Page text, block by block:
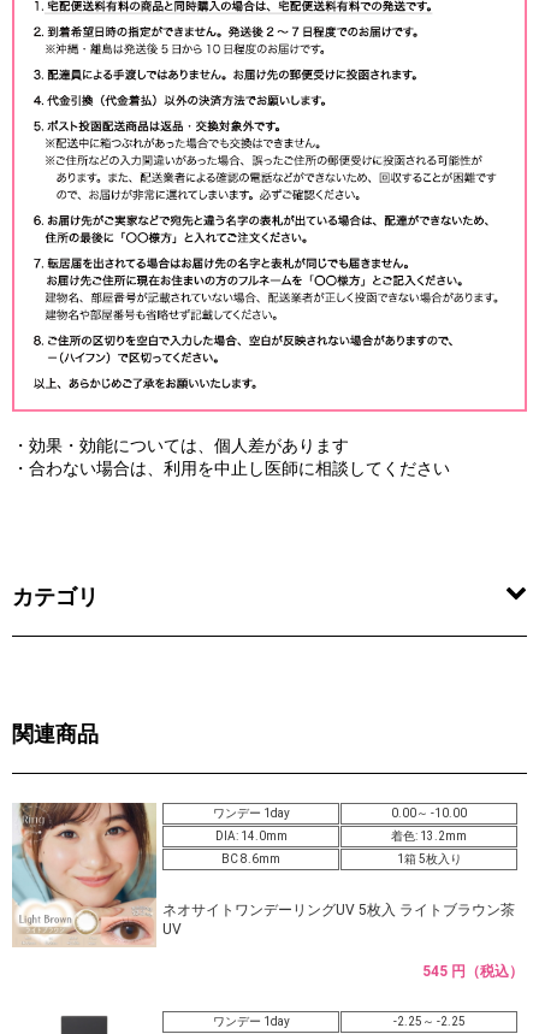
・効果・効能については、個人差があります
・合わない場合は、利用を中止し医師に相談してください
カテゴリ
関連商品
ワンデー 1day
0.00～ -10.00
DIA: 14.0mm
着色: 13.2mm
BC 8.6mm
1箱 5枚入り
ネオサイトワンデーリングUV 5枚入 ライトブラウン茶
UV
545 円（税込）
ワンデー 1day
-2.25～ -2.25